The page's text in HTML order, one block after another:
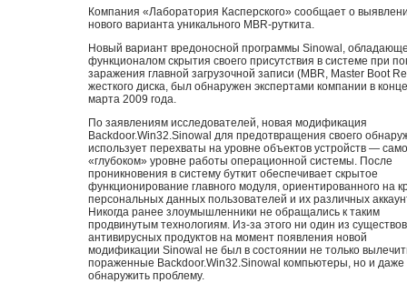
Компания «Лаборатория Касперского» сообщает о
нового варианта уникального MBR-руткита.
Новый вариант вредоносной программы Sinowal,
функционалом скрытия своего присутствия в системе при
заражения главной загрузочной записи (MBR, Master Boot
жесткого диска, был обнаружен экспертами компании в конце
марта 2009 года.
По заявлениям исследователей, новая модификация
Backdoor.Win32.Sinowal для предотвращения своего
использует перехваты на уровне объектов устройств —
«глубоком» уровне работы операционной системы. После
проникновения в систему буткит обеспечивает скрытое
функционирование главного модуля, ориентированного на
персональных данных пользователей и их различных
Никогда ранее злоумышленники не обращались к таким
продвинутым технологиям. Из-за этого ни один из
антивирусных продуктов на момент появления новой
модификации Sinowal не был в состоянии не только
пораженные Backdoor.Win32.Sinowal компьютеры, но и даже
обнаружить проблему.